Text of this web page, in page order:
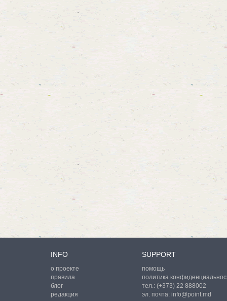
INFO
о проекте
правила
блог
редакция
SUPPORT
помощь
политика
тел.: (+373) 22 888002
эл. почта: info@point.md